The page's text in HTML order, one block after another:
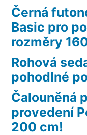
Černá
Basic pro
rozměry
Rohová
pohodlné
Čalouněná
provedení
200 cm!